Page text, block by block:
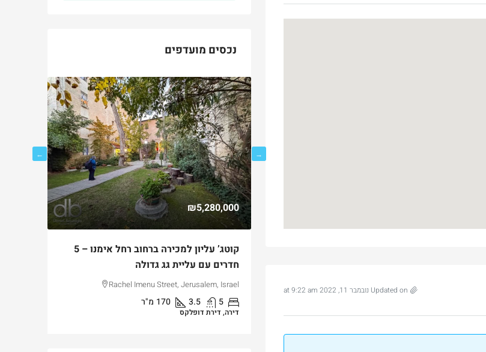
Updated on נובמבר 11, 2022 at 9:22 am
נכסים מועדפים
₪5,280,000
קוטג’ עליון למכירה ברחוב רחל אימנו – 5
חדרים עם עליית גג גדולה
Rachel Imenu Street, Jerusalem, Israel
5
3.5
170 מ"ר
דירה, דירת דופלקס